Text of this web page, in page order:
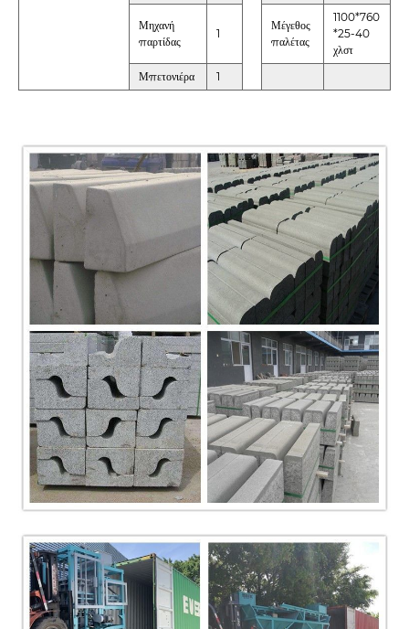
Μηχανή
παρτίδας
1
Μέγεθος
παλέτας
1100*760
*25-40
χλστ
Μπετονιέρα
1